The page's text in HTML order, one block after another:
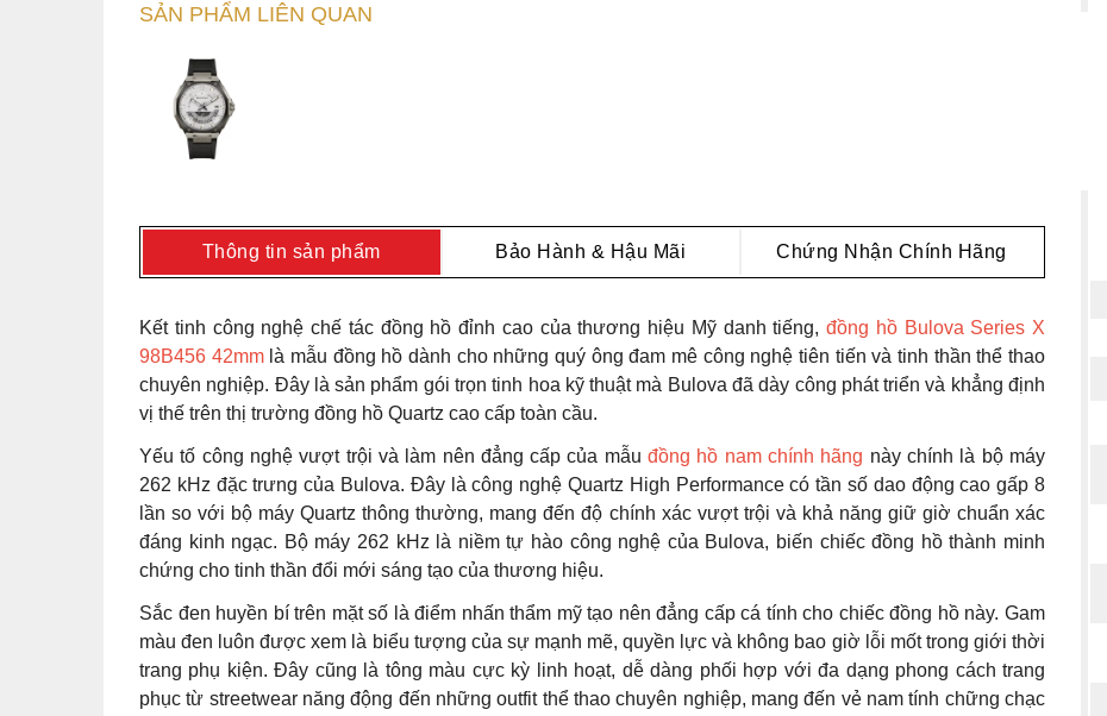
SẢN PHẨM LIÊN QUAN
Thông tin sản phẩm Bảo Hành & Hậu Mãi Chứng Nhận Chính Hãng
Kết tinh công nghệ chế tác đồng hồ đỉnh cao của thương hiệu Mỹ danh tiếng, đồng hồ Bulova Series X
98B456 42mmlà mẫu đồng hồ dành cho những quý ông đam mê công nghệ tiên tiến và tinh thần thể thao
chuyên nghiệp. Đây là sản phẩm gói trọn tinh hoa kỹ thuật mà Bulova đã dày công phát triển và khẳng định
vị thế trên thị trường đồng hồ Quartz cao cấp toàn cầu.
Yếu tố công nghệ vượt trội và làm nên đẳng cấp của mẫuđồng hồ nam chính hãng này chính là bộ máy
262 kHz đặc trưng của Bulova. Đây là công nghệ Quartz High Performance có tần số dao động cao gấp 8
lần so với bộ máy Quartz thông thường, mang đến độ chính xác vượt trội và khả năng giữ giờ chuẩn xác
đáng kinh ngạc. Bộ máy 262 kHz là niềm tự hào công nghệ của Bulova, biến chiếc đồng hồ thành minh
chứng cho tinh thần đổi mới sáng tạo của thương hiệu.
Sắc đen huyền bí trên mặt số là điểm nhấn thẩm mỹ tạo nên đẳng cấp cá tính cho chiếc đồng hồ này. Gam
màu đen luôn được xem là biểu tượng của sự mạnh mẽ, quyền lực và không bao giờ lỗi mốt trong giới thời
trang phụ kiện. Đây cũng là tông màu cực kỳ linh hoạt, dễ dàng phối hợp với đa dạng phong cách trang
phục từ streetwear năng động đến những outfit thể thao chuyên nghiệp, mang đến vẻ nam tính chững chạc